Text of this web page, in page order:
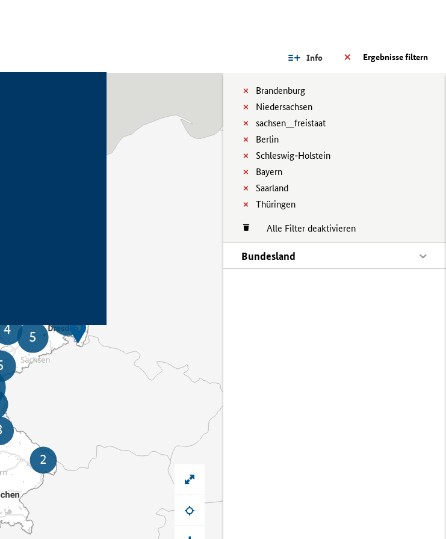
Ergebnisse filtern
Info
Brandenburg
Niedersachsen
sachsen__freistaat
Berlin
Schleswig-Holstein
Bayern
Saarland
Thüringen
Alle Filter deaktivieren
Bundesland